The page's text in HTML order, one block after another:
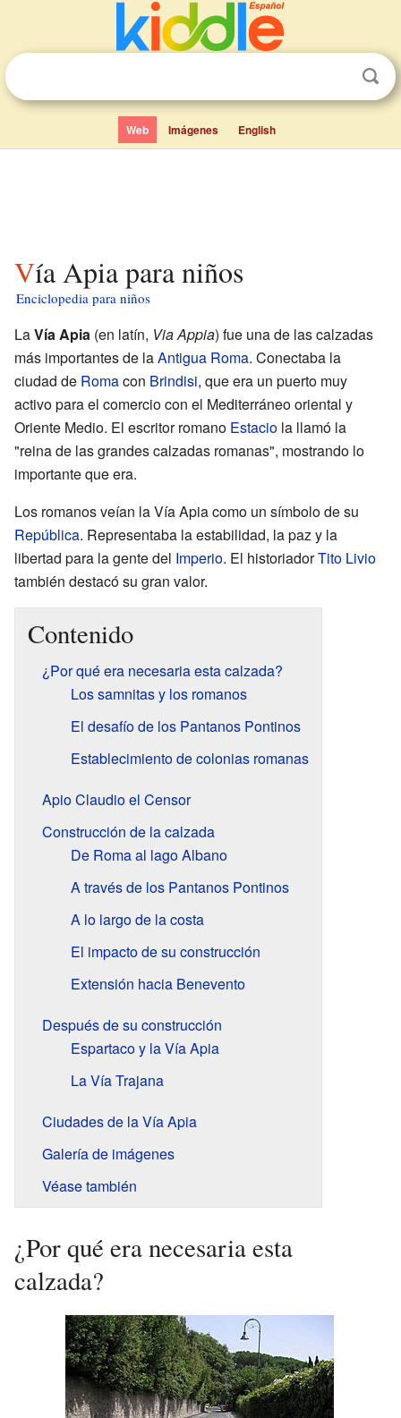
Web Imágenes English
Vía Apia para niños
Enciclopedia para niños
LaVía Apia (en latín, Via Appia) fue una de las calzadas
más importantes de laAntigua Roma. Conectaba la
ciudad de Romacon Brindisi, que era un puerto muy
activo para el comercio con el Mediterráneo oriental y
Oriente Medio. El escritor romano Estacio la llamó la
"reina de las grandes calzadas romanas", mostrando lo
importante que era.
Los romanos veían la Vía Apia como un símbolo de su
República. Representaba la estabilidad, la paz y la
libertad para la gente del Imperio. El historiadorTito Livio
también destacó su gran valor.
Contenido
¿Por qué era necesaria esta calzada?
Los samnitas y los romanos
El desafío de los Pantanos Pontinos
Establecimiento de colonias romanas
Apio Claudio el Censor
Construcción de la calzada
De Roma al lago Albano
A través de los Pantanos Pontinos
A lo largo de la costa
El impacto de su construcción
Extensión hacia Benevento
Después de su construcción
Espartaco y la Vía Apia
La Vía Trajana
Ciudades de la Vía Apia
Galería de imágenes
Véase también
¿Por qué era necesaria esta
calzada?